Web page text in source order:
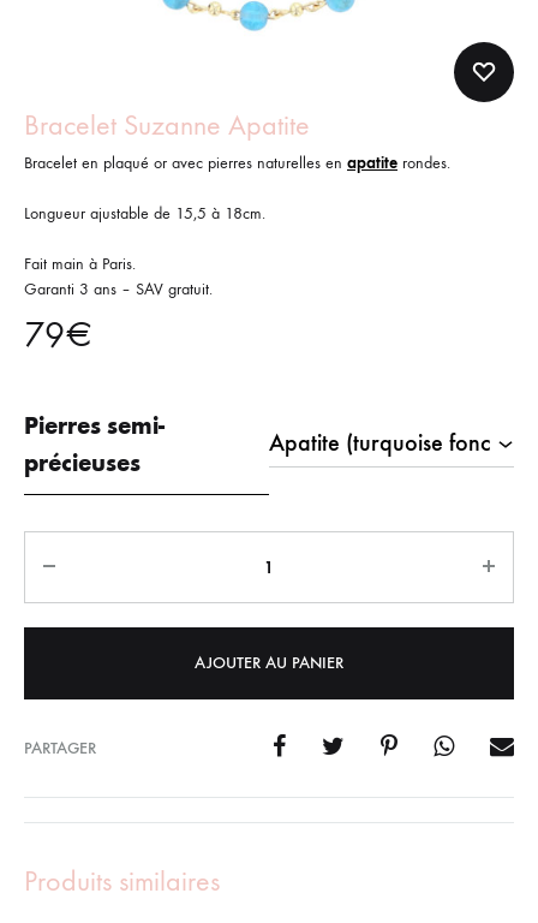
Bracelet Suzanne Apatite
Bracelet en plaqué or avec pierres naturelles en apatite rondes.
Longueur ajustable de 15,5 à 18cm.
Fait main à Paris.
Garanti 3 ans – SAV gratuit.
79€
Pierres semi-
précieuses
AJOUTER AU PANIER
PARTAGER
Produits similaires